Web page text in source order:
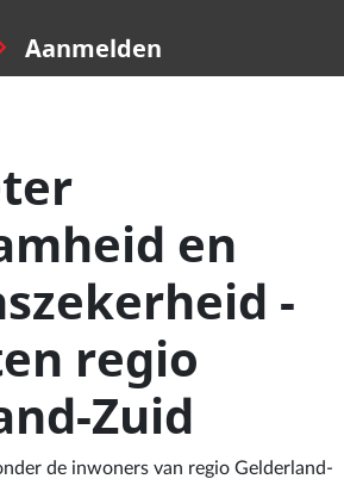
Aanmelden
en
-
regio
Zuid
de inwoners van regio Gelderland-